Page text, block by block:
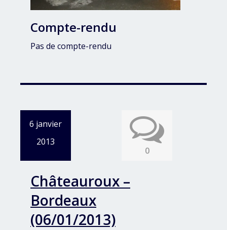
Compte-rendu
Pas de compte-rendu
6 janvier
2013
0
Châteauroux –
Bordeaux
(06/01/2013)